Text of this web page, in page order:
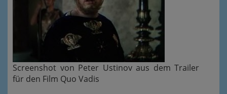
Screenshot von Peter Ustinov aus dem Trailer
für den Film Quo Vadis